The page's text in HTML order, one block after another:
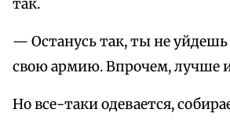
так.
— Останусь так, ты не уйдешь
свою армию. Впрочем, лучше
Но все-таки одевается,